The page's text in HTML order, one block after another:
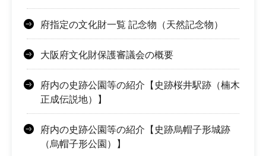
府指定の文化財一覧 記念物（天然記念物）
大阪府文化財保護審議会の概要
府内の史跡公園等の紹介【史跡桜井駅跡（楠木
正成伝説地）】
府内の史跡公園等の紹介【史跡烏帽子形城跡
（烏帽子形公園）】